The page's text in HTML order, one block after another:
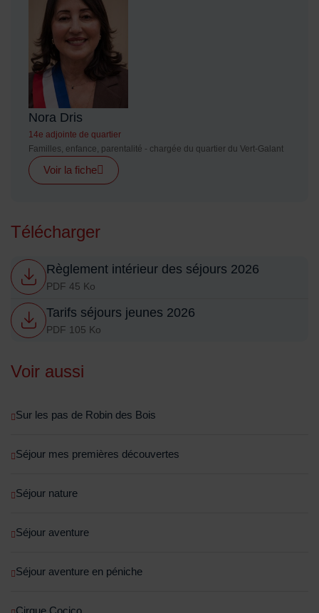
Nora Dris
14e adjointe de quartier
Familles, enfance, parentalité - chargée du quartier du Vert-Galant
Voir la fiche
Télécharger
Règlement intérieur des séjours 2026
PDF 45 Ko
Tarifs séjours jeunes 2026
PDF 105 Ko
Voir aussi
Sur les pas de Robin des Bois
Séjour mes premières découvertes
Séjour nature
Séjour aventure
Séjour aventure en péniche
Cirque Cocico